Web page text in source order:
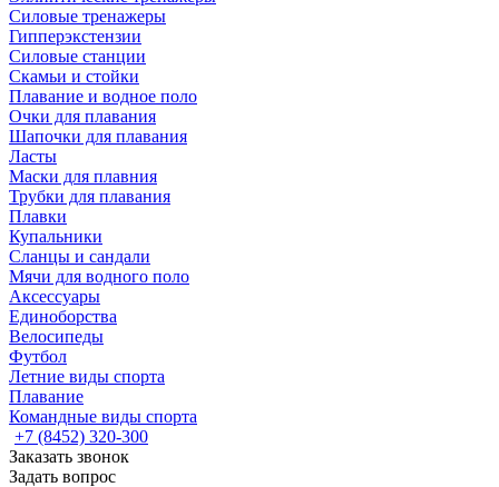
Силовые тренажеры
Гипперэкстензии
Силовые станции
Скамьи и стойки
Плавание и водное поло
Очки для плавания
Шапочки для плавания
Ласты
Маски для плавния
Трубки для плавания
Плавки
Купальники
Сланцы и сандали
Мячи для водного поло
Аксессуары
Единоборства
Велосипеды
Футбол
Летние виды спорта
Плавание
Командные виды спорта
+7 (8452) 320-300
Заказать звонок
Задать вопрос